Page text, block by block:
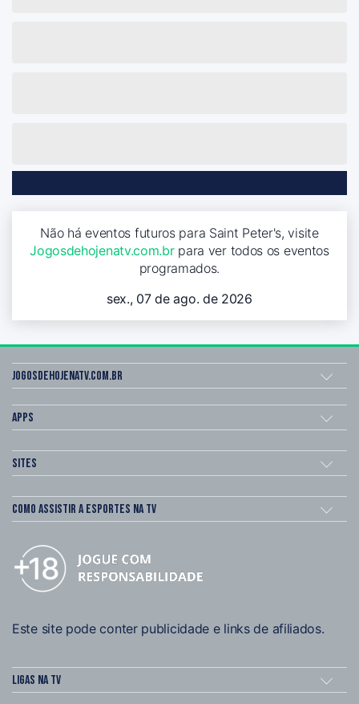
Não há eventos futuros para Saint Peter's, visite
Jogosdehojenatv.com.brpara ver todos os eventos
programados.
sex., 07 de ago. de 2026
Jogosdehojenatv.com.br
Apps
Sites
Como assistir a esportes na TV
Este site pode conter publicidade e links de afiliados.
Ligas na TV